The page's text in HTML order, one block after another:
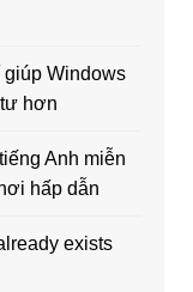
giúp Windows
hơn
Anh miễn
hấp dẫn
exists